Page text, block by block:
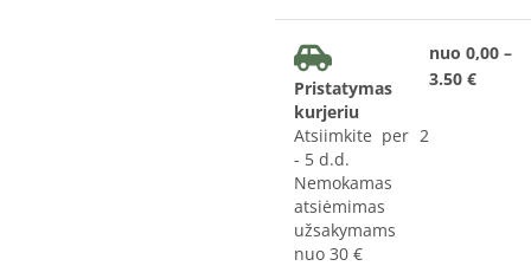
Pristatymas
kurjeriu
Atsiimkite per 2
- 5 d.d.
Nemokamas
atsiėmimas
užsakymams
nuo 30 €
nuo 0,00 –
3.50 €